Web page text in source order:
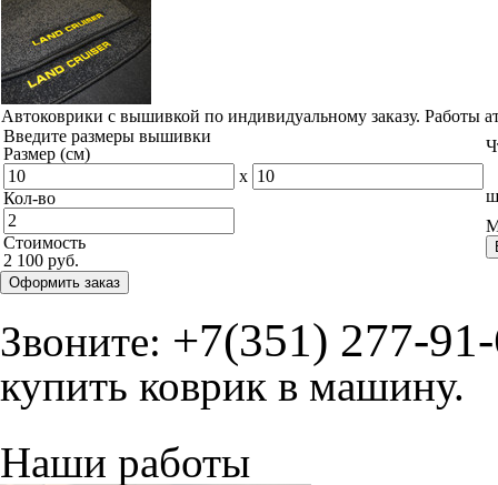
Автоковрики с вышивкой по индивидуальному заказу. Работы
Введите размеры вышивки
Размер (см)
x
Кол-во
Стоимость
2 100 руб.
Оформить заказ
Звоните: +7(351) 277-
купить коврик в машину.
Наши работы